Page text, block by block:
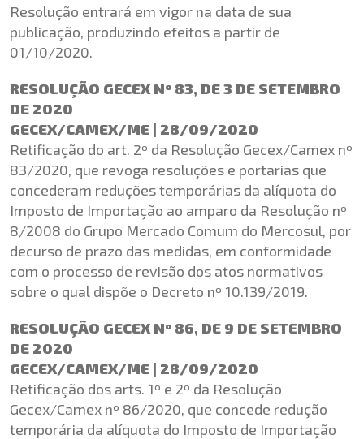
Resolução entrará em vigor na data de sua
publicação, produzindo efeitos a partir de
01/10/2020.
RESOLUÇÃO GECEX Nº 83, DE 3 DE SETEMBRO
DE 2020
GECEX/CAMEX/ME | 28/09/2020
Retificação do art. 2º da Resolução Gecex/Camex nº
83/2020, que revoga resoluções e portarias que
concederam reduções temporárias da alíquota do
Imposto de Importação ao amparo da Resolução nº
8/2008 do Grupo Mercado Comum do Mercosul, por
decurso de prazo das medidas, em conformidade
com o processo de revisão dos atos normativos
sobre o qual dispõe o Decreto nº 10.139/2019.
RESOLUÇÃO GECEX Nº 86, DE 9 DE SETEMBRO
DE 2020
GECEX/CAMEX/ME | 28/09/2020
Retificação dos arts. 1º e 2º da Resolução
Gecex/Camex nº 86/2020, que concede redução
temporária da alíquota do Imposto de Importação